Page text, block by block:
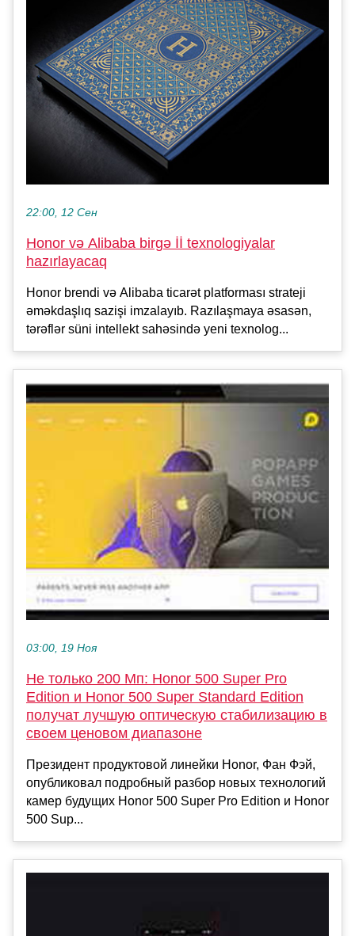
22:00, 12 Сен
Honor və Alibaba birgə İİ texnologiyalar
hazırlayacaq
Honor brendi və Alibaba ticarət platforması strateji
əməkdaşlıq sazişi imzalayıb. Razılaşmaya əsasən,
tərəflər süni intellekt sahəsində yeni texnolog...
03:00, 19 Ноя
Не только 200 Мп: Honor 500 Super Pro
Edition и Honor 500 Super Standard Edition
получат лучшую оптическую стабилизацию в
своем ценовом диапазоне
Президент продуктовой линейки Honor, Фан Фэй,
опубликовал подробный разбор новых технологий
камер будущих Honor 500 Super Pro Edition и Honor
500 Sup...